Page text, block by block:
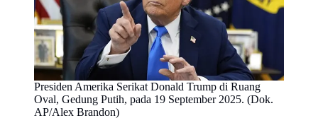
Presiden Amerika Serikat Donald Trump di Ruang
Oval, Gedung Putih, pada 19 September 2025. (Dok.
AP/Alex Brandon)